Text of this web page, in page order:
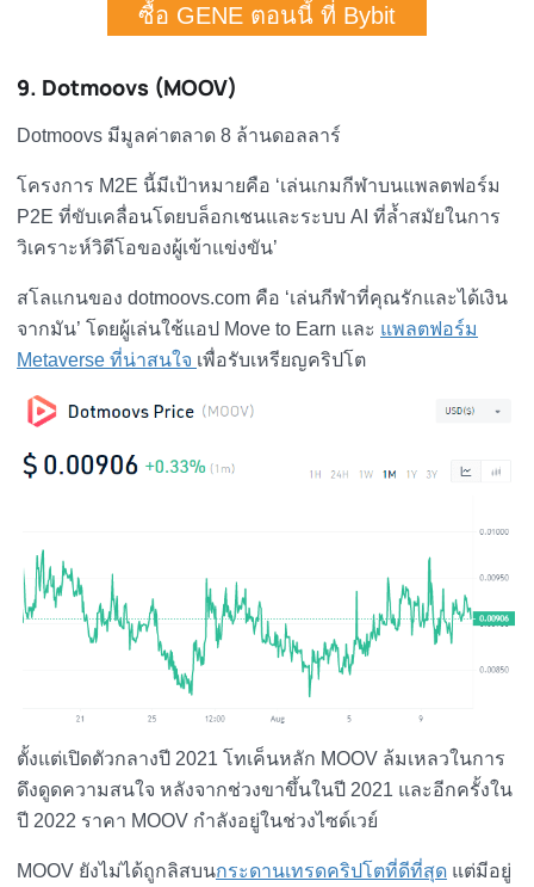
ซื้อ GENE ตอนนี้ ที่ Bybit
9. Dotmoovs (MOOV)
Dotmoovs มีมูลค่าตลาด 8 ล้านดอลลาร์
โครงการ M2E นี้มีเป้าหมายคือ ‘เล่นเกมกีฬาบนแพลตฟอร์ม
P2E ที่ขับเคลื่อนโดยบล็อกเชนและระบบ AI ที่ล้ำสมัยในการ
วิเคราะห์วิดีโอของผู้เข้าแข่งขัน’
สโลแกนของ dotmoovs.com คือ ‘เล่นกีฬาที่คุณรักและได้เงิน
จากมัน’ โดยผู้เล่นใช้แอป Move to Earn และ แพลตฟอร์ม
Metaverse ที่น่าสนใจ เพื่อรับเหรียญคริปโต
ตั้งแต่เปิดตัวกลางปี 2021 โทเค็นหลัก MOOV ล้มเหลวในการ
ดึงดูดความสนใจ หลังจากช่วงขาขึ้นในปี 2021 และอีกครั้งใน
ปี 2022 ราคา MOOV กำลังอยู่ในช่วงไซด์เวย์
MOOV ยังไม่ได้ถูกลิสบนกระดานเทรดคริปโตที่ดีที่สุด แต่มีอยู่